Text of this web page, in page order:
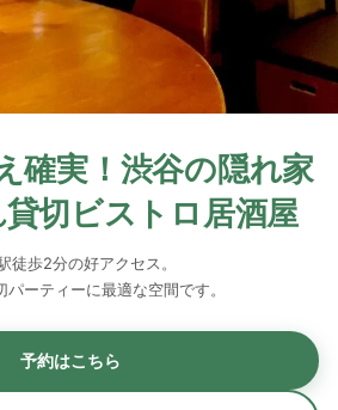
確実！渋谷の隠れ家
切ビストロ居酒屋
徒歩2分の好アクセス。
パーティーに最適な空間です。
予約はこちら